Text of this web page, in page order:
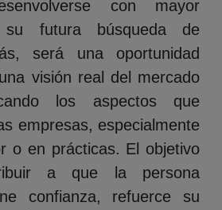
con mayor
su futura búsqueda de
será una oportunidad
visión real del mercado
los aspectos que
empresas, especialmente
o en prácticas. El objetivo
a que la persona
confianza, refuerce su